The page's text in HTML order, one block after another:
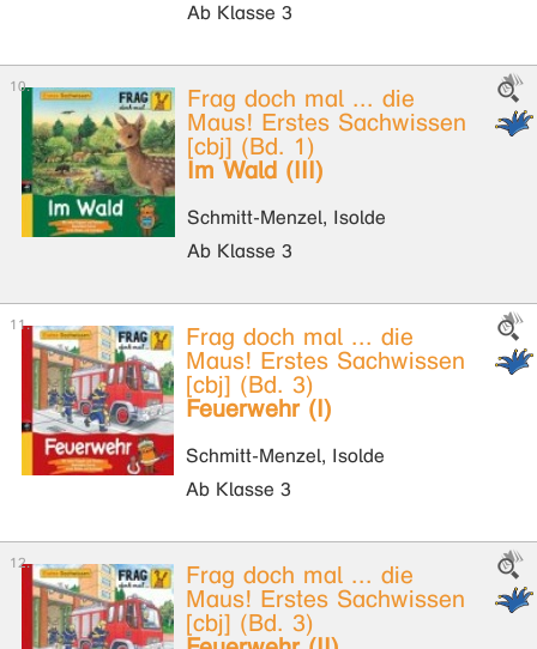
Ab Klasse 3
Frag doch mal ... die
Maus! Erstes Sachwissen
[cbj] (Bd. 1)
Im Wald (III)
Schmitt-Menzel, Isolde
Ab Klasse 3
Frag doch mal ... die
Maus! Erstes Sachwissen
[cbj] (Bd. 3)
Feuerwehr (I)
Schmitt-Menzel, Isolde
Ab Klasse 3
Frag doch mal ... die
Maus! Erstes Sachwissen
[cbj] (Bd. 3)